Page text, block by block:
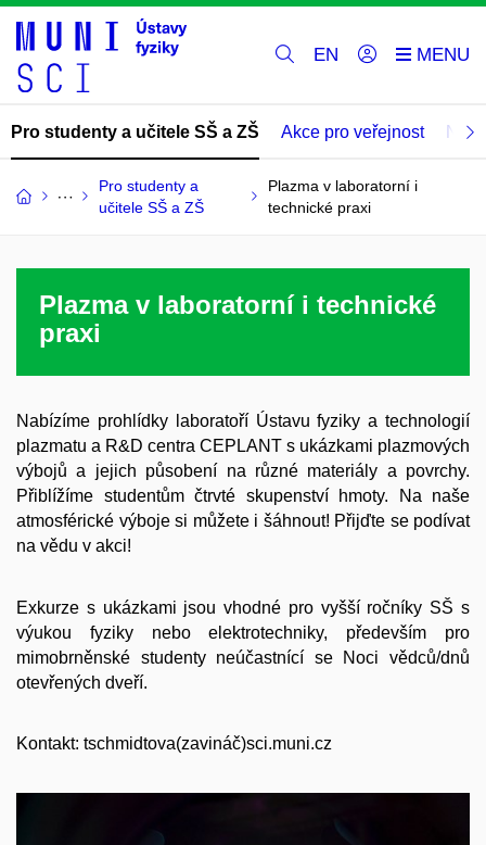
EN
Pro studenty a učitele SŠ a ZŠ Akce pro veřejnost
Pro studenty a
učitele SŠ a ZŠ
Plazma v laboratorní i
technické praxi
Plazma v laboratorní i technické
praxi
Nabízíme prohlídky laboratoří Ústavu fyziky a technologií
plazmatu a R&D centra CEPLANT s ukázkami plazmových
výbojů a jejich působení na různé materiály a povrchy.
Přiblížíme studentům čtrvté skupenství hmoty. Na naše
atmosférické výboje si můžete i šáhnout! Přijďte se podívat
na vědu v akci!
Exkurze s ukázkami jsou vhodné pro vyšší ročníky SŠ s
výukou fyziky nebo elektrotechniky, především pro
mimobrněnské studenty neúčastnící se Noci vědců/dnů
otevřených dveří.
Kontakt: tschmidtova(zavináč)sci.muni.cz